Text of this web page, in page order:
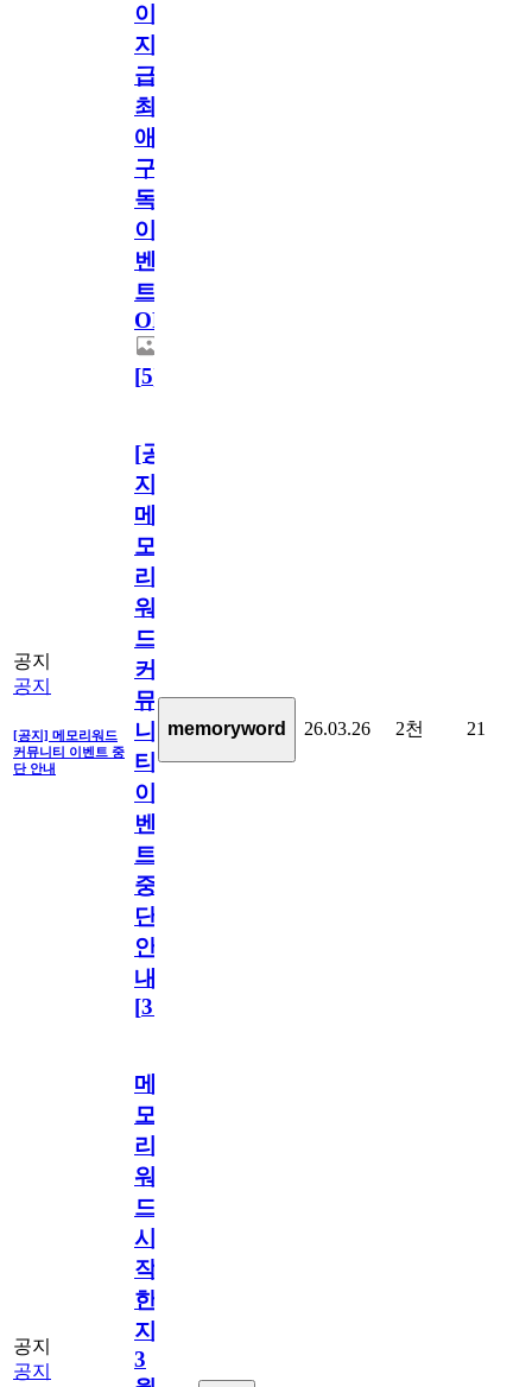
이
지
급!
최
애
구
독
이
벤
트
OPEN!
[5]
공지
공지
[공지] 메모리워드
커뮤니티 이벤트 중
단 안내
[공
지]
메
모
리
워
드
커
뮤
니
티
이
벤
트
중
단
안
내
[31
memoryword 26.03.26 2천 21
공지
공지
메
모
리
워
드
시
작
한
지
3